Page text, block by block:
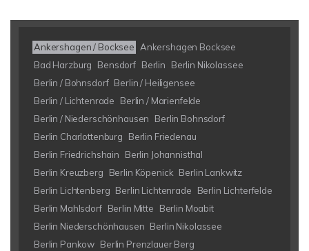
Ankershagen / Bocksee
Ankershagen Bocksee
Bad Harzburg
Bensdorf Berlin
Berlin Nikolassee
Berlin / Bohnsdorf Berlin / Heiligensee
Berlin / Lichtenrade
Berlin / Marienfelde
Berlin / Niederschönhausen
Berlin Bohnsdorf
Berlin Charlottenburg
Berlin Friedenau
Berlin Friedrichshain
Berlin Johannisthal
Berlin Kreuzberg
Berlin Köpenick Berlin Lankwitz
Berlin Lichtenberg Berlin Lichtenrade
Berlin Lichterfelde
Berlin Mahlsdorf Berlin Mitte
Berlin Moabit
Berlin Niederschönhausen Berlin Nikolassee
Berlin Pankow Berlin Prenzlauer Berg